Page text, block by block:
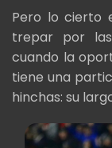
Pero lo cierto
trepar por
cuando la
tiene una
hinchas: su